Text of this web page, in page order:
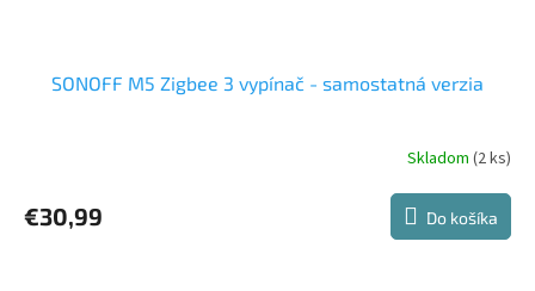
SONOFF M5 Zigbee 3 vypínač - samostatná verzia
Skladom (2 ks)
€30,99 Do košíka